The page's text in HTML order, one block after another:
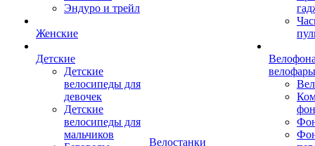
Эндуро и трейл
Женские
Детские
Детские
велосипеды для
девочек
Детские
велосипеды для
мальчиков
Велостанки
велофары